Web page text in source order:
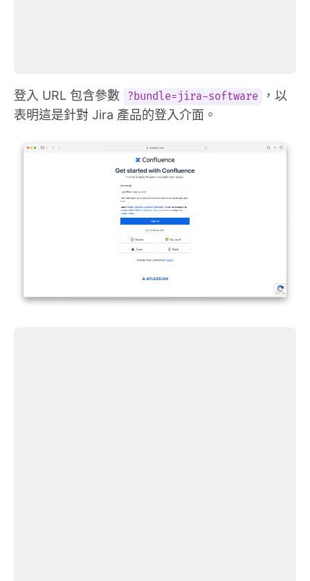
登入 URL 包含參數 ?bundle=jira-software
，以
表明這是針對 Jira 產品的登入介面。